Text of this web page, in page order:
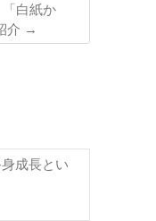
「白紙か
介 →
成長とい